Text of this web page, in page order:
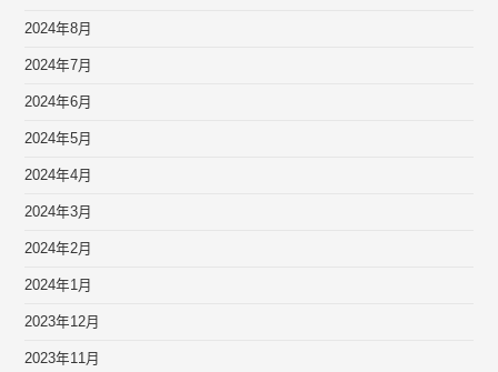
2024年8月
2024年7月
2024年6月
2024年5月
2024年4月
2024年3月
2024年2月
2024年1月
2023年12月
2023年11月